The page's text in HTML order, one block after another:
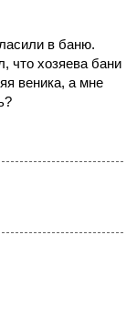
в баню.
что хозяева бани
веника, а мне